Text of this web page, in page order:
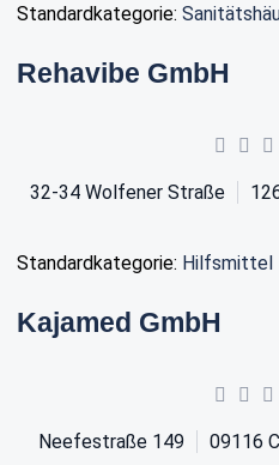
Standardkategorie:
Rehavibe GmbH
32-34 Wolfener Straße
Standardkategorie: Hilfsmittel
Kajamed GmbH
Neefestraße 149 09116